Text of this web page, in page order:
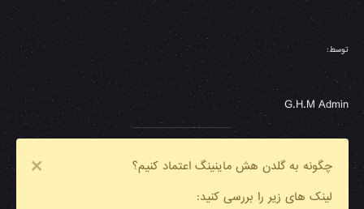
توسط:
G.H.M Admin
چگونه به گلدن هش ماینینگ اعتماد کنیم؟
لینک های زیر را بررسی کنید: